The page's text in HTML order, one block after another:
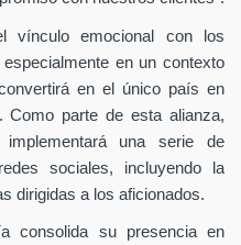
vínculo emocional con los
en un contexto
en el único país en
Como parte de esta alianza,
implementará una serie de
sociales, incluyendo la
dirigidas a los aficionados.
consolida su presencia en